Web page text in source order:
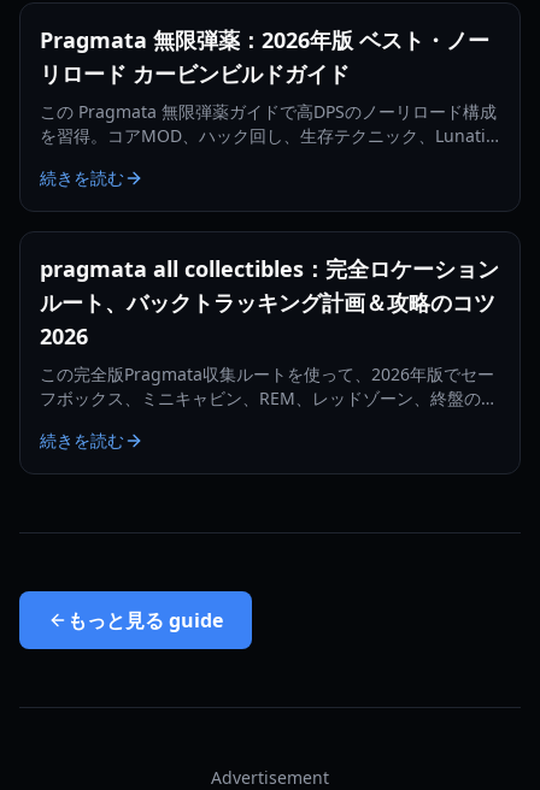
Pragmata 無限弾薬：2026年版 ベスト・ノー
リロード カービンビルドガイド
この Pragmata 無限弾薬ガイドで高DPSのノーリロード構成
を習得。コアMOD、ハック回し、生存テクニック、Lunatic
続きを読む
pragmata all collectibles：完全ロケーション
ルート、バックトラッキング計画＆攻略のコツ
2026
この完全版Pragmata収集ルートを使って、2026年版でセー
フボックス、ミニキャビン、REM、レッドゾーン、終盤の回
続きを読む
もっと見る guide
Advertisement